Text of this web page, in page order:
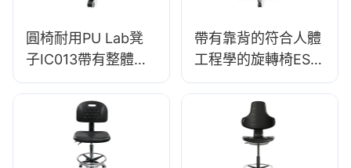
圓椅耐用PU Lab凳
子IC013帶有整體泡
沫座椅高度可調節腳
環&尼龍5星級潔淨室
實驗室Hewei
帶有靠背的符合人體
工程學的旋轉椅ESD
科學實驗室凳子
IC016高度可調的腳
環&鋁製實驗室5星基
地<00000000>潔淨